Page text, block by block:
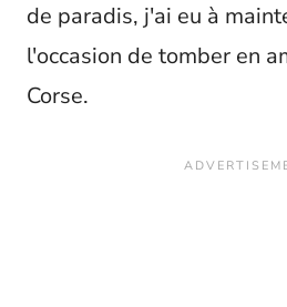
de paradis, j'ai eu à
l'occasion de tomber en
Corse.